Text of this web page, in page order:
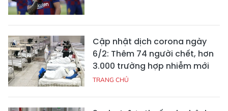
Cập nhật dịch corona ngày
6/2: Thêm 74 người chết, hơn
3.000 trường hợp nhiễm mới
TRANG CHỦ